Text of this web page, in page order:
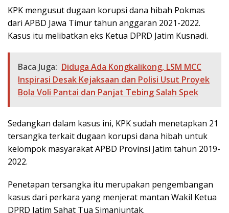
KPK mengusut dugaan korupsi dana hibah Pokmas
dari APBD Jawa Timur tahun anggaran 2021-2022.
Kasus itu melibatkan eks Ketua DPRD Jatim Kusnadi.
Baca Juga: Diduga Ada Kongkalikong, LSM MCC
Inspirasi Desak Kejaksaan dan Polisi Usut Proyek
Bola Voli Pantai dan Panjat Tebing Salah Spek
Sedangkan dalam kasus ini, KPK sudah menetapkan 21
tersangka terkait dugaan korupsi dana hibah untuk
kelompok masyarakat APBD Provinsi Jatim tahun 2019-
2022.
Penetapan tersangka itu merupakan pengembangan
kasus dari perkara yang menjerat mantan Wakil Ketua
DPRD Jatim Sahat Tua Simanjuntak.